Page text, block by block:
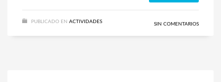
PUBLICADO EN ACTIVIDADES SIN COMENTARIOS